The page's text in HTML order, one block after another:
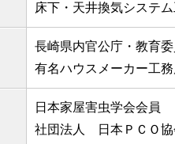
床下・天井換気システ
長崎県内官公庁・教育
有名ハウスメーカー工
日本家屋害虫学会会員
社団法人 日本ＰＣＯ協